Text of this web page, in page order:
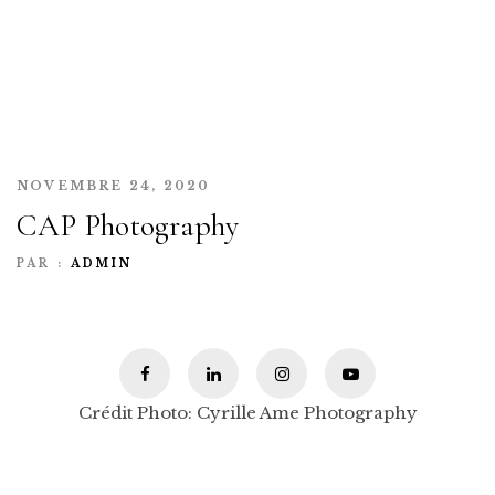
NOVEMBRE 24, 2020
CAP Photography
PAR : ADMIN
Crédit Photo: Cyrille Ame Photography